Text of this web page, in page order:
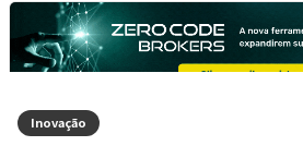
Inovação